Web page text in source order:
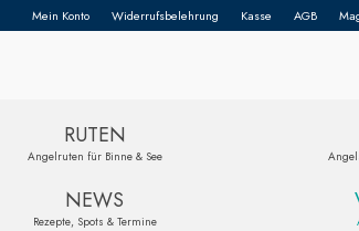
Mein Konto Widerrufsbelehrung Kasse AGB
RUTEN
Angelruten für Binne & See
NEWS
Rezepte, Spots & Termine